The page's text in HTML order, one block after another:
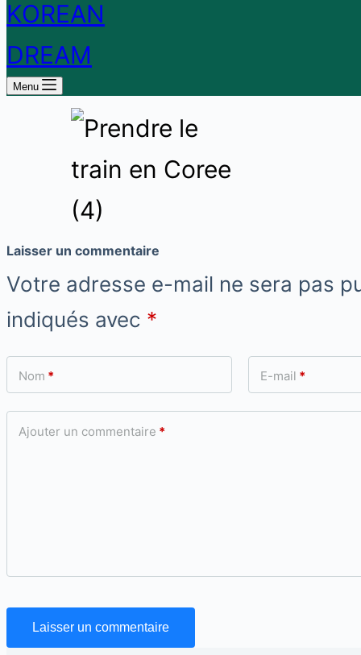
Menu
Laisser un commentaire
Votre adresse e-mail ne sera pas
indiqués avec *
Nom * E-mail *
Ajouter un commentaire *
Laisser un commentaire